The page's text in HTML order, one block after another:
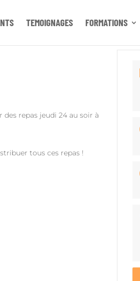
TEMOIGNAGES FORMATIONS
repas jeudi 24 au soir à
tous ces repas !